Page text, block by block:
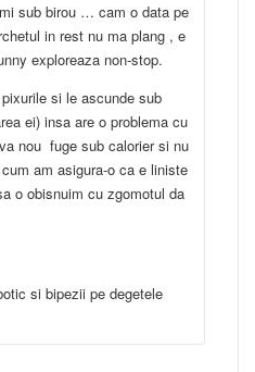
sub birou … cam o data pe
in rest nu ma plang , e
exploreaza non-stop.
si le ascunde sub
ei) insa are o problema cu
nou fuge sub calorier si nu
am asigura-o ca e liniste
o obisnuim cu zgomotul da
si bipezii pe degetele